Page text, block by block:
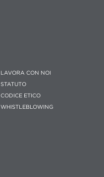
LAVORA CON NOI
STATUTO
CODICE ETICO
WHISTLEBLOWING